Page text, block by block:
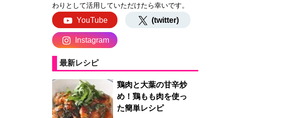
わりとして活用していただけたら幸いです。
YouTube (twitter)
Instagram
最新レシピ
鶏肉と大葉の甘辛炒
め！鶏もも肉を使っ
た簡単レシピ